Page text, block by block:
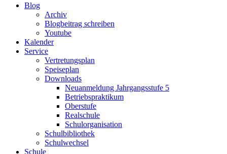
Blog
Archiv
Blogbeitrag schreiben
Youtube
Kalender
Service
Vertretungsplan
Speiseplan
Downloads
Neuanmeldung Jahrgangsstufe 5
Betriebspraktikum
Oberstufe
Realschule
Schulorganisation
Schulbibliothek
Schulwechsel
Schule